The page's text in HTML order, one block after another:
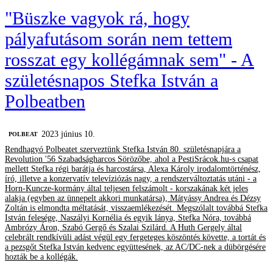
"Büszke vagyok rá, hogy
pályafutásom során nem tettem
rosszat egy kollégámnak sem" - A
születésnapos Stefka István a
Polbeatben
‎POLBEAT
2023 június 10.
Rendhagyó Polbeatet szerveztünk Stefka István 80. születésnapjára a
Revolution '56 Szabadságharcos Sörözőbe, ahol a PestiSrácok.hu-s csapat
mellett Stefka régi barátja és harcostársa, Alexa Károly irodalomtörténész,
író, illetve a konzervatív televíziózás nagy, a rendszerváltoztatás utáni - a
Horn-Kuncze-kormány által teljesen felszámolt - korszakának két jeles
alakja (egyben az ünnepelt akkori munkatársa), Mátyássy Andrea és Dézsy
Zoltán is elmondta méltatását, visszaemlékezését. Megszólalt továbbá Stefka
István felesége, Naszályi Kornélia és egyik lánya, Stefka Nóra, továbbá
Ambrózy Áron, Szabó Gergő és Szalai Szilárd. A Huth Gergely által
celebrált rendkívüli adást végül egy fergeteges köszöntés követte, a tortát és
a pezsgőt Stefka István kedvenc együttesének, az AC/DC-nek a dübörgésére
hozták be a kollégák.